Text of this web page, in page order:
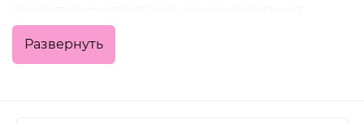
удобное нанесение и хорошую стойкость, что
позволяет получить аккуратный результат как в
Развернуть